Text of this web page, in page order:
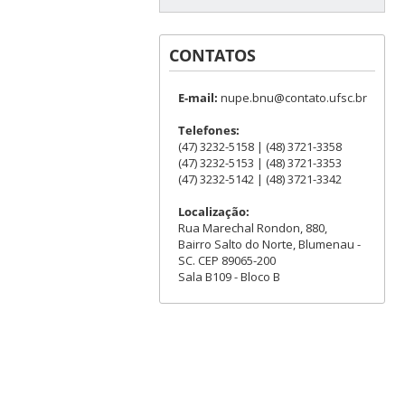
CONTATOS
E-mail: nupe.bnu@contato.ufsc.br
Telefones:
(47) 3232-5158 | (48) 3721-3358
(47) 3232-5153 | (48) 3721-3353
(47) 3232-5142 | (48) 3721-3342
Localização:
Rua Marechal Rondon, 880,
Bairro Salto do Norte, Blumenau -
SC. CEP 89065-200
Sala B109 - Bloco B